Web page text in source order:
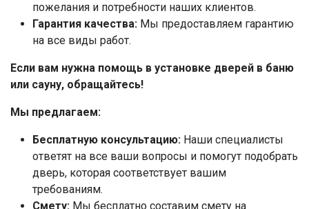
пожелания и потребности наших клиентов.
Гарантия качества: Мы предоставляем гарантию
на все виды работ.
Если вам нужна помощь в установке дверей в баню
или сауну, обращайтесь!
Мы предлагаем:
Бесплатную консультацию: Наши специалисты
ответят на все ваши вопросы и помогут подобрать
дверь, которая соответствует вашим
требованиям.
Смету: Мы бесплатно составим смету на